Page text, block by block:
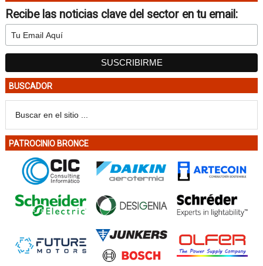
Recibe las noticias clave del sector en tu email:
BUSCADOR
PATROCINIO BRONCE